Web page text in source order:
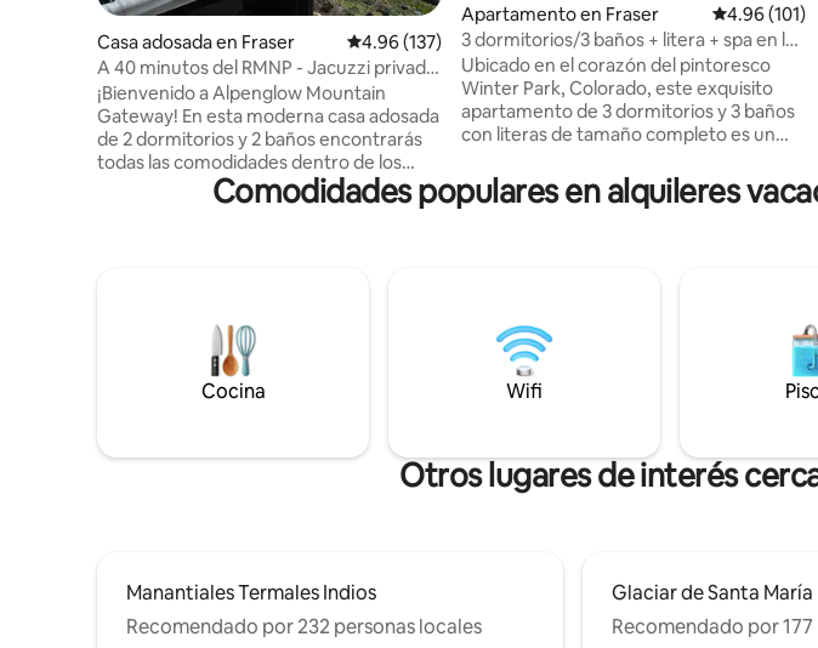
Casa adosada en Fraser Calificación promedio: 4.96 de 5, 137 reseñas
4.96 (137)
A 40 minutos del RMNP - Jacuzzi privado
- Vistas de 270°
¡Bienvenido a Alpenglow Mountain
Gateway! En esta moderna casa adosada
de 2 dormitorios y 2 baños encontrarás
todas las comodidades dentro de los
límites de nuestra hermosa casa adosada
solar con paneles de madera. ¡Jacuzzi
haciendo que las puestas de
sol/amaneceres sean un momento
Parada de autobús justo afuera de la
Permiso: 6424
Apartamento en Fraser Calificación
4.96 (101)
3 dormitorios/3 baños + litera + spa en la
planta superior + vistas a la montaña
Ubicado en el corazón del pintoresco
Winter Park, Colorado, este exquisito
apartamento de 3 dormitorios y 3 baños
con literas de tamaño completo es un
combina el encanto rústico con las
comodidades modernas. Ubicado en el
sea que estés buscando un acogedor
refugio de invierno o una refrescante
escapada de verano, este apartamento
Comodidades populares en alquileres
Cocina Wifi
Otros lugares de interés
Manantiales Termales Indios
Recomendado por 232 personas locales
Glaciar de Santa María
Recomendado por